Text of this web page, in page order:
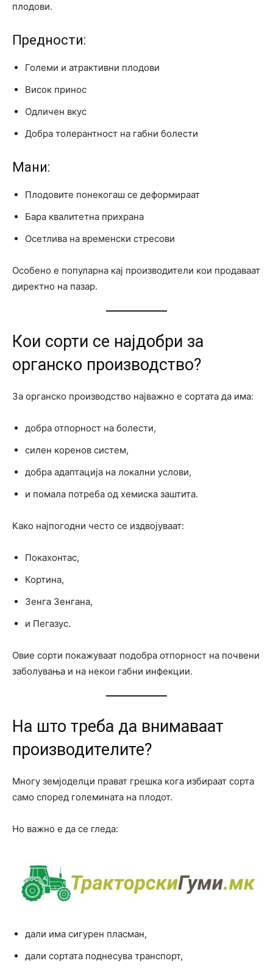
плодови.
Предности:
Големи и атрактивни плодови
Висок принос
Одличен вкус
Добра толерантност на габни болести
Мани:
Плодовите понекогаш се деформираат
Бара квалитетна прихрана
Осетлива на временски стресови
Особено е популарна кај производители кои продаваат
директно на пазар.
Кои сорти се најдобри за
органско производство?
За органско производство најважно е сортата да има:
добра отпорност на болести,
силен коренов систем,
добра адаптација на локални услови,
и помала потреба од хемиска заштита.
Како најпогодни често се издвојуваат:
Покахонтас,
Кортина,
Зенга Зенгана,
и Пегазус.
Овие сорти покажуваат подобра отпорност на почвени
заболувања и на некои габни инфекции.
На што треба да внимаваат
производителите?
Многу земјоделци прават грешка кога избираат сорта
само според големината на плодот.
Но важно е да се гледа:
дали има сигурен пласман,
дали сортата поднесува транспорт,